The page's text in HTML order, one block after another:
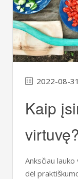
2022-08-31
Kaip
virtuvę?
Anksčiau
dėl